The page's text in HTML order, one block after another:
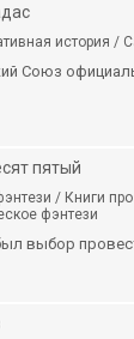
история /
Союз
пятый
/ Книги
фэнтези
выбор